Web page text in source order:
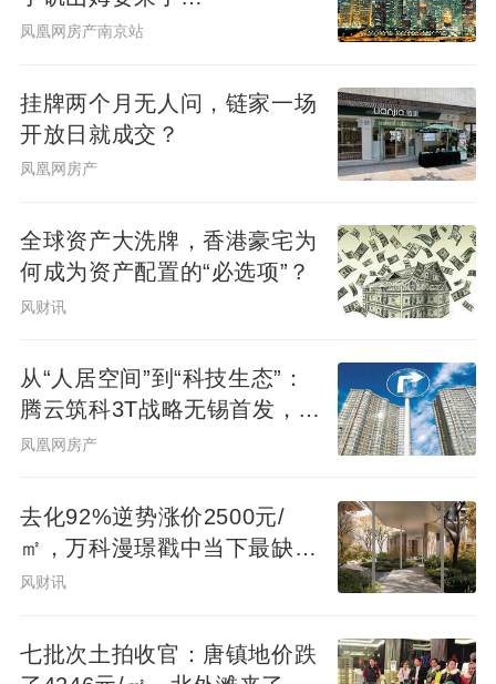
凤凰网房产南京站
挂牌两个月无人问，链家一场
开放日就成交？
凤凰网房产
全球资产大洗牌，香港豪宅为
何成为资产配置的“必选项”？
风财讯
从“人居空间”到“科技生态”：
腾云筑科3T战略无锡首发，生
态圈协同重构未来人居
凤凰网房产
去化92%逆势涨价2500元/
㎡，万科漫璟戳中当下最缺的
松弛生活
风财讯
七批次土拍收官：唐镇地价跌